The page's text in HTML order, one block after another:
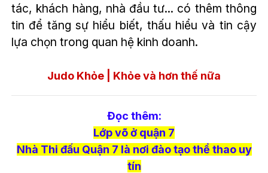
tác, khách hàng, nhà đầu tư... có thêm thông
tin để tăng sự hiểu biết, thấu hiểu và tin cậy
lựa chọn trong quan hệ kinh doanh.
Judo Khỏe | Khỏe và hơn thế nữa
Đọc thêm:
Lớp võ ở quận 7
Nhà Thi đấu Quận 7 là nơi đào tạo thể thao uy
tín